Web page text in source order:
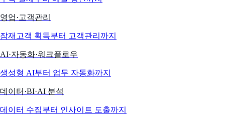
영업·고객관리
잠재고객 획득부터 고객관리까지
AI·자동화·워크플로우
생성형 AI부터 업무 자동화까지
데이터·BI·AI 분석
데이터 수집부터 인사이트 도출까지